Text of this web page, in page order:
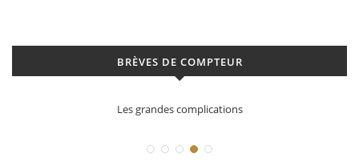
BRÈVES DE COMPTEUR
Les grandes complications